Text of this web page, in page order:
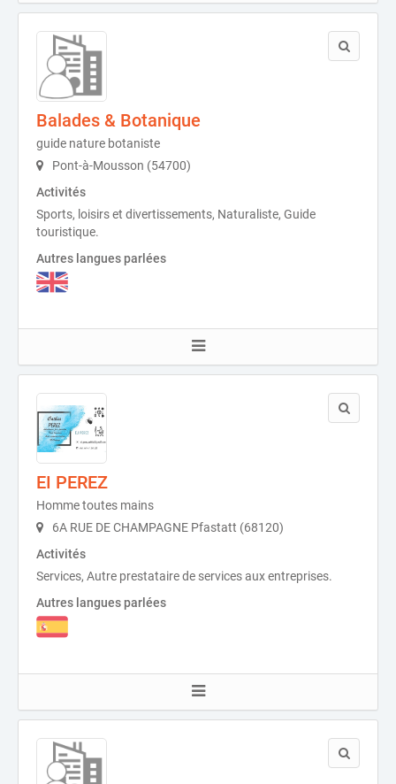
Balades & Botanique
guide nature botaniste
Pont-à-Mousson (54700)
Activités
Sports, loisirs et divertissements, Naturaliste, Guide
touristique.
Autres langues parlées
EI PEREZ
Homme toutes mains
6A RUE DE CHAMPAGNE Pfastatt (68120)
Activités
Services, Autre prestataire de services aux entreprises.
Autres langues parlées